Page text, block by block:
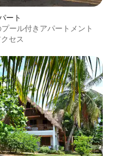
ート
ール付きアパートメント
セス